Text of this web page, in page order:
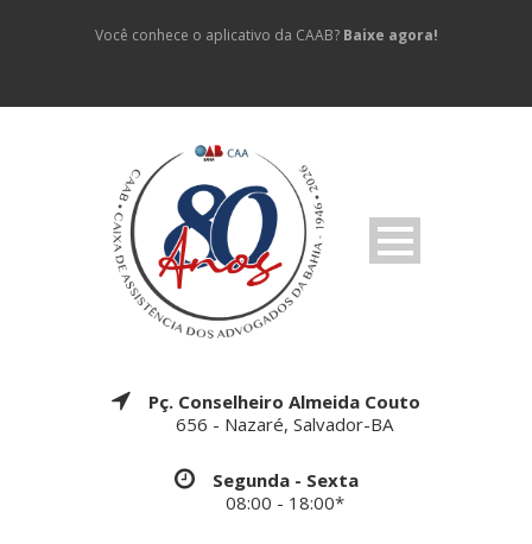
Você conhece o aplicativo da CAAB? Baixe agora!
Pç. Conselheiro Almeida Couto
656 - Nazaré, Salvador-BA
Segunda - Sexta
08:00 - 18:00*